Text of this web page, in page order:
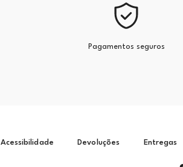
Pagamentos seguros
Acessibilidade Devoluções Entregas